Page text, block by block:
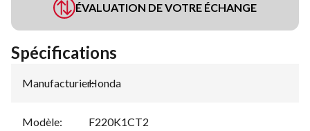
ÉVALUATION DE VOTRE ÉCHANGE
Spécifications
Manufacturier:
Honda
Modèle: F220K1CT2